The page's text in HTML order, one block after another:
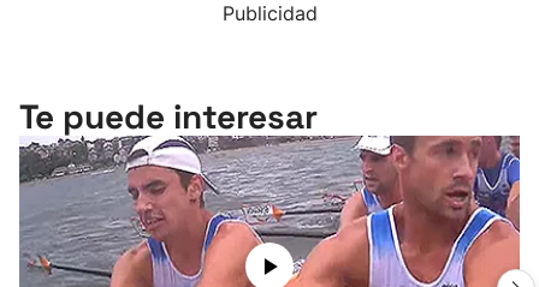
Publicidad
Te puede interesar